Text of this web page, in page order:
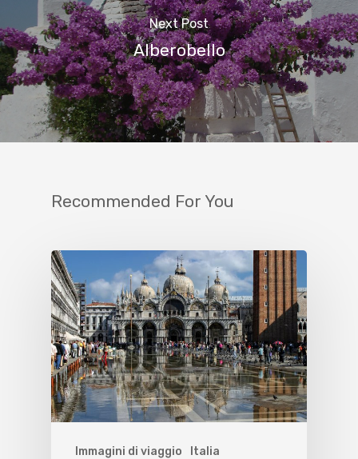
Next Post
Alberobello
Recommended For You
Immagini di viaggio Italia